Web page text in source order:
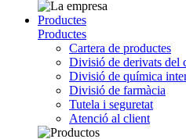
Productes
Productes
Cartera de productes
Divisió de derivats del
Divisió de química
Divisió de farmàcia
Tutela i seguretat
Atenció al client